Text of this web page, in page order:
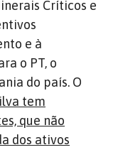
Críticos e
e à
o PT, o
do país. O
tem
que não
dos ativos